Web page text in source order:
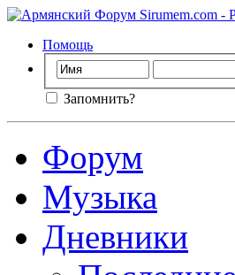
Помощь
Запомнить?
Форум
Музыка
Дневники